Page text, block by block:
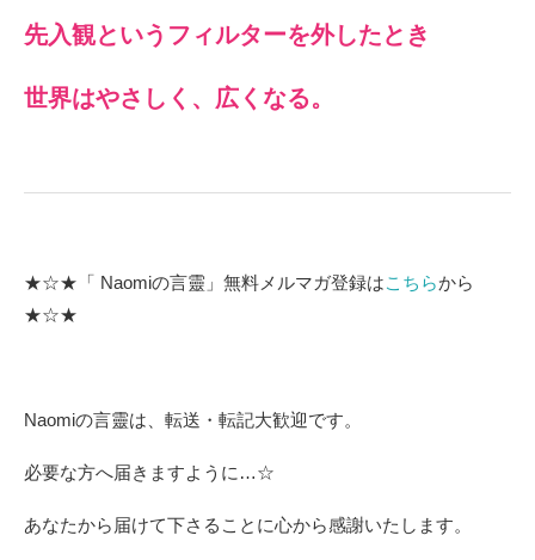
先入観というフィルターを外したとき
世界はやさしく、広くなる。
★☆★「 Naomiの言靈」無料メルマガ登録はこちらから
★☆★
Naomiの言靈は、転送・転記大歓迎です。
必要な方へ届きますように…☆
あなたから届けて下さることに心から感謝いたします。